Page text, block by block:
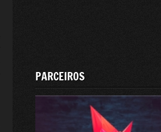
PARCEIROS